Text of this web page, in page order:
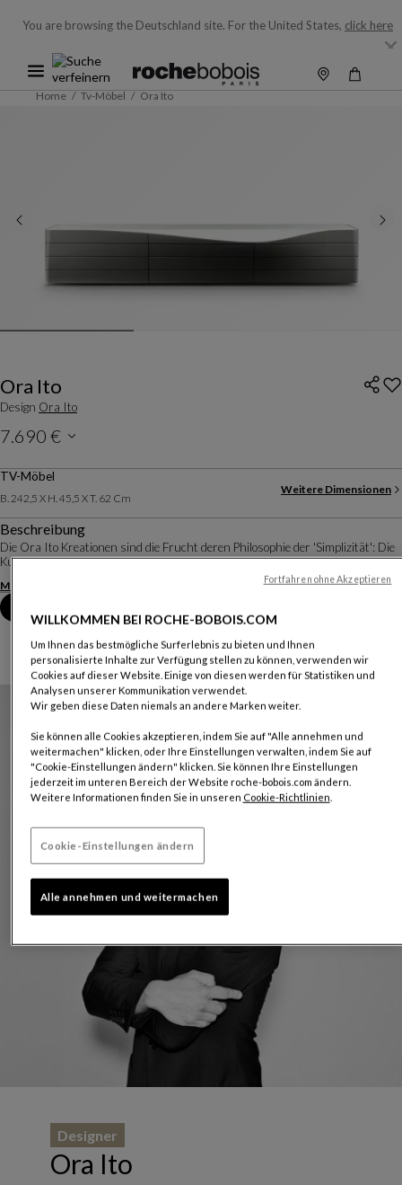
You are browsing the Deutschland site. For the United States, click here
Home Tv-Möbel Ora Ito
Ora Ito
Design Ora Ito
7.690 €
Preise inkl. MwSt. gelten für Deutschland und verstehen sich ohne Lieferung & Montage.
TV-Möbel
B. 242,5 X H. 45,5 X T. 62 Cm
Weitere Dimensionen
Beschreibung
Die Ora Ito Kreationen sind die Frucht deren Philosophie der 'Simplizität': Die
Kunst, einer komplexen Form scheinbare Einfachheit zu verleihen.
Mehr anzeigen Produktinformationen herunterladen
Ora Ito
Designer
WILLKOMMEN BEI ROCHE-BOBOIS.COM
Um Ihnen das bestmögliche Surferlebnis zu bieten und Ihnen
personalisierte Inhalte zur Verfügung stellen zu können, verwenden wir
Cookies auf dieser Website. Einige von diesen werden für Statistiken und
Analysen unserer Kommunikation verwendet.
Wir geben diese Daten niemals an andere Marken weiter.
Sie können alle Cookies akzeptieren, indem Sie auf "Alle annehmen und
weitermachen" klicken, oder Ihre Einstellungen verwalten, indem Sie auf
"Cookie-Einstellungen ändern" klicken. Sie können Ihre Einstellungen
jederzeit im unteren Bereich der Website roche-bobois.com ändern.
Weitere Informationen finden Sie in unseren Cookie-Richtlinien.
Cookie-Einstellungen ändern
Alle annehmen und weitermachen
Fortfahren ohne Akzeptieren